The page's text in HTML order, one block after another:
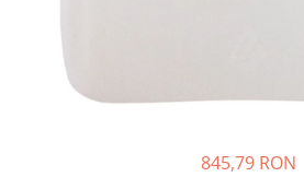
Polistiren Expandat & Extrudat
Finisaje
Accesorii Finisaje
845,79 RON